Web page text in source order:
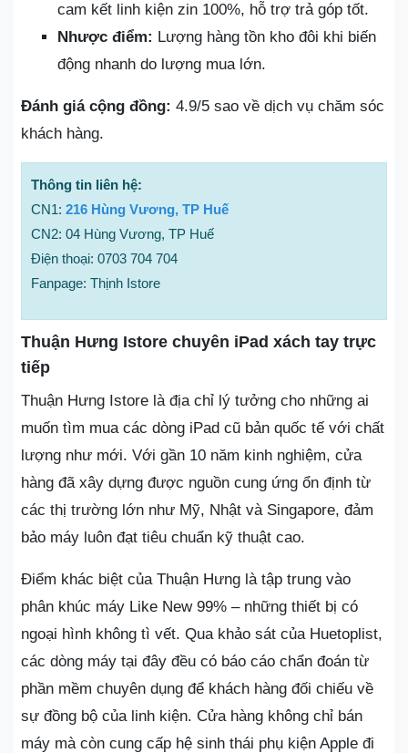
cam kết linh kiện zin 100%, hỗ trợ trả góp tốt.
Nhược điểm: Lượng hàng tồn kho đôi khi biến
động nhanh do lượng mua lớn.
Đánh giá cộng đồng: 4.9/5 sao về dịch vụ chăm sóc
khách hàng.
Thông tin liên hệ:
CN1: 216 Hùng Vương, TP Huế
CN2: 04 Hùng Vương, TP Huế
Điện thoại: 0703 704 704
Fanpage: Thịnh Istore
Thuận Hưng Istore chuyên iPad xách tay trực
tiếp
Thuận Hưng Istore là địa chỉ lý tưởng cho những ai
muốn tìm mua các dòng iPad cũ bản quốc tế với chất
lượng như mới. Với gần 10 năm kinh nghiệm, cửa
hàng đã xây dựng được nguồn cung ứng ổn định từ
các thị trường lớn như Mỹ, Nhật và Singapore, đảm
bảo máy luôn đạt tiêu chuẩn kỹ thuật cao.
Điểm khác biệt của Thuận Hưng là tập trung vào
phân khúc máy Like New 99% – những thiết bị có
ngoại hình không tì vết. Qua khảo sát của Huetoplist,
các dòng máy tại đây đều có báo cáo chẩn đoán từ
phần mềm chuyên dụng để khách hàng đối chiếu về
sự đồng bộ của linh kiện. Cửa hàng không chỉ bán
máy mà còn cung cấp hệ sinh thái phụ kiện Apple đi